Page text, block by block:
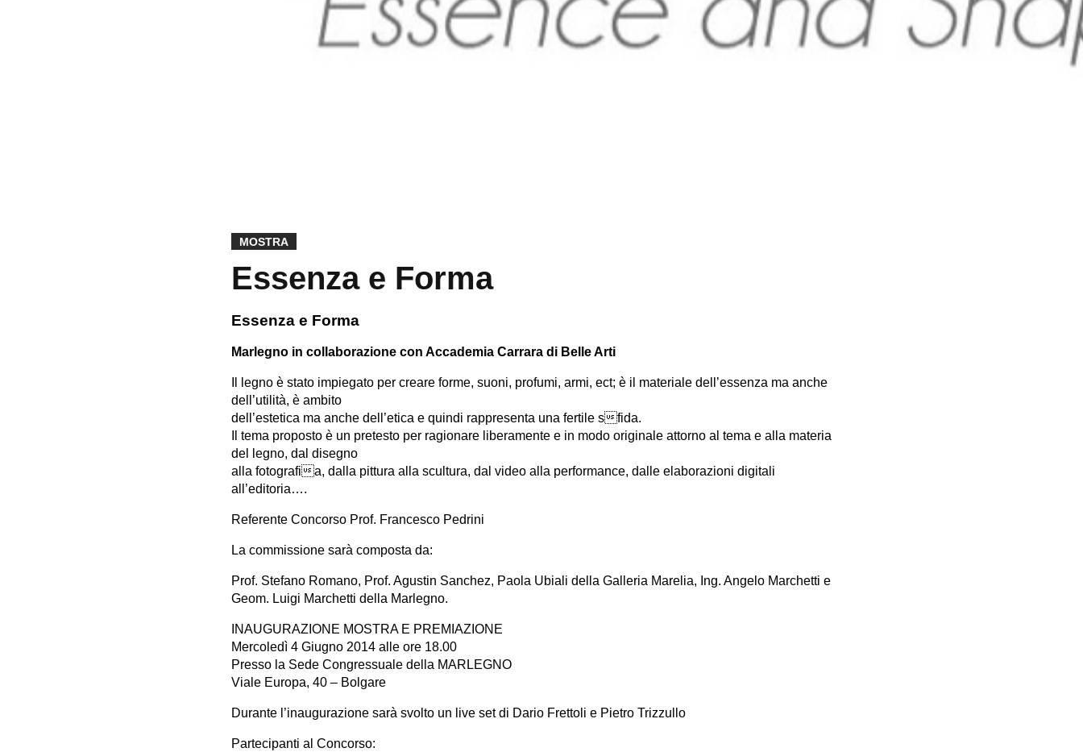
MOSTRA
Essenza e Forma
Essenza e Forma
Marlegno in collaborazione con Accademia Carrara di Belle Arti
Il legno è stato impiegato per creare forme, suoni, profumi, armi, ect; è il materiale dell’essenza ma anche
dell’utilità, è ambito
dell’estetica ma anche dell’etica e quindi rappresenta una fertile sfida.
Il tema proposto è un pretesto per ragionare liberamente e in modo originale attorno al tema e alla materia
del legno, dal disegno
alla fotografia, dalla pittura alla scultura, dal video alla performance, dalle elaborazioni digitali
all’editoria….
Referente Concorso Prof. Francesco Pedrini
La commissione sarà composta da:
Prof. Stefano Romano, Prof. Agustin Sanchez, Paola Ubiali della Galleria Marelia, Ing. Angelo Marchetti e
Geom. Luigi Marchetti della Marlegno.
INAUGURAZIONE MOSTRA E PREMIAZIONE
Mercoledì 4 Giugno 2014 alle ore 18.00
Presso la Sede Congressuale della MARLEGNO
Viale Europa, 40 – Bolgare
Durante l’inaugurazione sarà svolto un live set di Dario Frettoli e Pietro Trizzullo
Partecipanti al Concorso: